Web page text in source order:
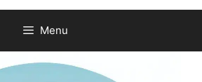
Menu